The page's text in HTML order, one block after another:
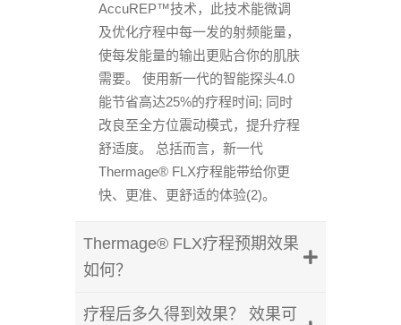
AccuREP™技术，此技术能微调
及优化疗程中每一发的射频能量，
使每发能量的输出更贴合你的肌肤
需要。 使用新一代的智能探头4.0
能节省高达25%的疗程时间; 同时
改良至全方位震动模式，提升疗程
舒适度。 总括而言，新一代
Thermage® FLX疗程能带给你更
快、更准、更舒适的体验(2)。
Thermage® FLX疗程预期效果
如何？
疗程后多久得到效果？ 效果可